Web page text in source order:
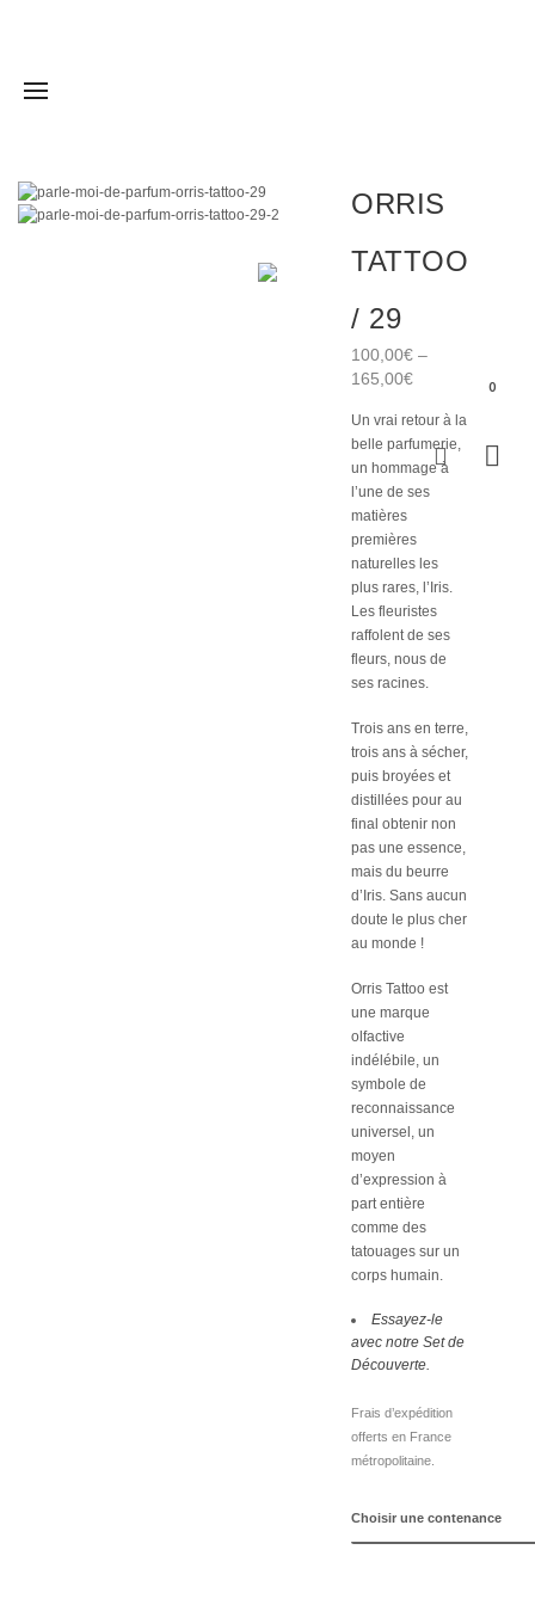
0
ORRIS
TATTOO
/ 29
100,00€ –
165,00€
Un vrai retour à la
belle parfumerie,
un hommage à
l’une de ses
matières
premières
naturelles les
plus rares, l’Iris.
Les fleuristes
raffolent de ses
fleurs, nous de
ses racines.
Trois ans en terre,
trois ans à sécher,
puis broyées et
distillées pour au
final obtenir non
pas une essence,
mais du beurre
d’Iris. Sans aucun
doute le plus cher
au monde !
Orris Tattoo est
une marque
olfactive
indélébile, un
symbole de
reconnaissance
universel, un
moyen
d’expression à
part entière
comme des
tatouages sur un
corps humain.
Essayez-le
avec notre Set de
Découverte.
Frais d’expédition
offerts en France
métropolitaine.